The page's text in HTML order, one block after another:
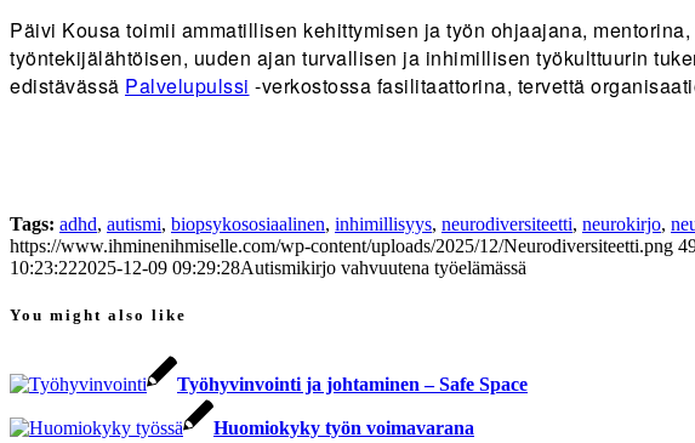
Päivi Kousa toimii ammatillisen kehittymisen ja työn ohjaajana,
työntekijälähtöisen, uuden ajan turvallisen ja inhimillisen työkulttuurin
edistävässä Palvelupulssi -verkostossa fasilitaattorina, tervettä
Tags: adhd, autismi, biopsykososiaalinen, inhimillisyys, neurodiversiteetti, neurokirjo,
https://www.ihminenihmiselle.com/wp-content/uploads/2025/12/Neurodiversiteetti.png
10:23:222025-12-09 09:29:28Autismikirjo vahvuutena työelämässä
You might also like
Työhyvinvointi ja johtaminen – Safe Space
Huomiokyky työn voimavarana